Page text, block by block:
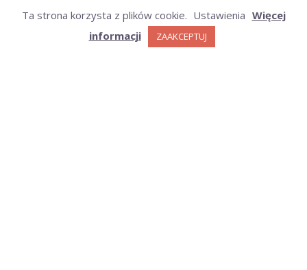
Ta strona korzysta z plików cookie. Ustawienia Więcej
informacji
ZAAKCEPTUJ